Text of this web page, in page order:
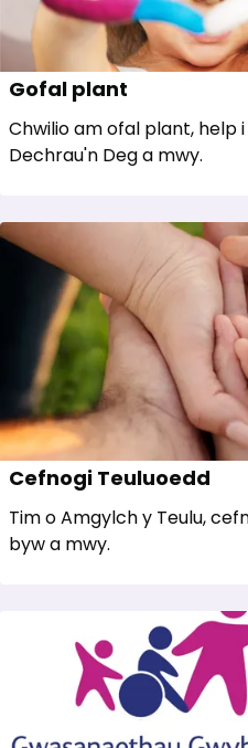
Gofal plant
Chwilio am ofal plant, help
Dechrau'n Deg a mwy.
Cefnogi Teuluoedd
Tim o Amgylch y Teulu,
byw a mwy.